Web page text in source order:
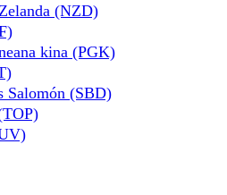
(NZD)
kina (PGK)
Salomón (SBD)